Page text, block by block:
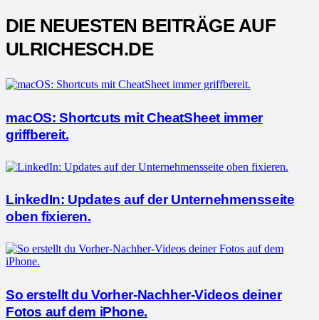
DIE NEUESTEN BEITRÄGE AUF
ULRICHESCH.DE
macOS: Shortcuts mit CheatSheet immer
griffbereit.
LinkedIn: Updates auf der Unternehmensseite
oben fixieren.
So erstellt du Vorher-Nachher-Videos deiner
Fotos auf dem iPhone.